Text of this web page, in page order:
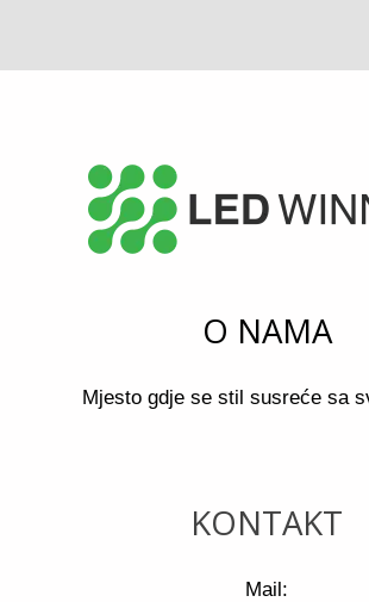
O NAMA
Mjesto gdje se stil susreće sa
KONTAKT
Mail: